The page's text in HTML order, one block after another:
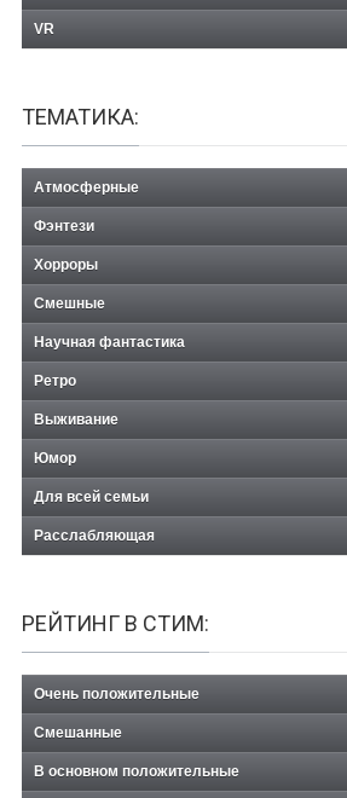
VR
ТЕМАТИКА:
Атмосферные
Фэнтези
Хорроры
Смешные
Научная фантастика
Ретро
Выживание
Юмор
Для всей семьи
Расслабляющая
РЕЙТИНГ В СТИМ:
Очень положительные
Смешанные
В основном положительные